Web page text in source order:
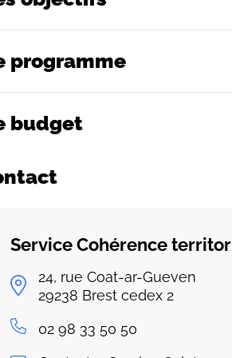
programme
budget
Service Cohérence
24, rue Coat-ar-Gueven
29238 Brest cedex 2
02 98 33 50 50